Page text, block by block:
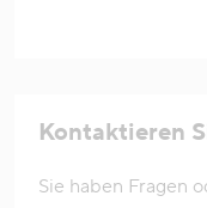
Kontaktieren
Sie haben Fragen